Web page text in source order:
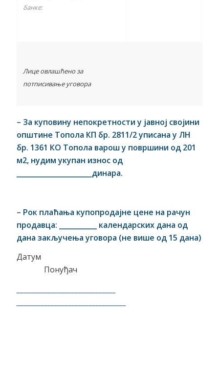
банке:
Лице овлашћено за
потписивање уговора
– За куповину непокретностиу јавној својини
општине Топола КП бр. 2811/2уписана у ЛН
бр. 1361 КО Топола варошу површини од 201
м2,нудим укупан износ од
динара.
– Рок плаћања купопродајне цене на рачун
продавца: ___________ календарских дана од
дана закључења уговора (не више од 15 дана)
Датум
Понуђач